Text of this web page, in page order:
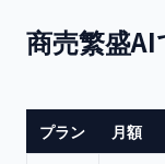
商売繁盛
プラン 月額